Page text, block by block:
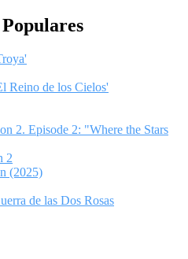
Reino de los Cielos'
2. Episode 2: "Where the Stars
2
(2025)
de las Dos Rosas